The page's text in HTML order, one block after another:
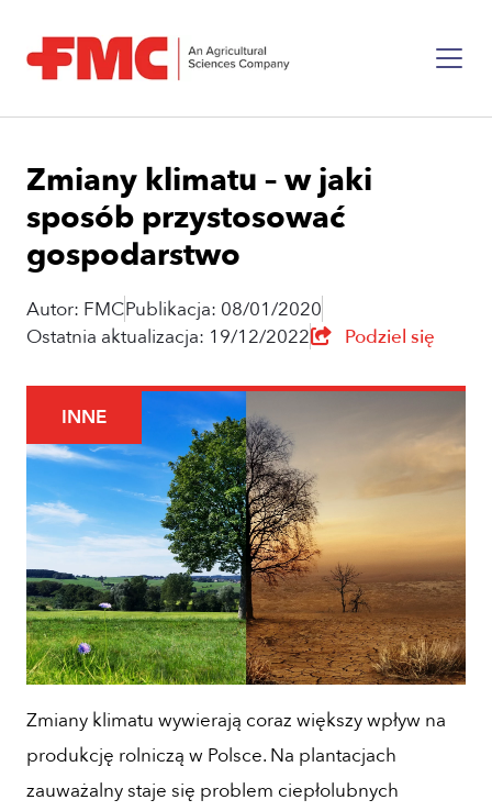
Zmiany klimatu – w jaki
sposób przystosować
gospodarstwo
Autor: FMCPublikacja: 08/01/2020
Ostatnia aktualizacja: 19/12/2022
Podziel się
INNE
Zmiany klimatu wywierają coraz większy wpływ na
produkcję rolniczą w Polsce. Na plantacjach
zauważalny staje się problem ciepłolubnych